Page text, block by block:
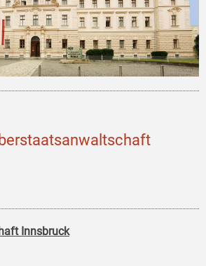
Innsbruck